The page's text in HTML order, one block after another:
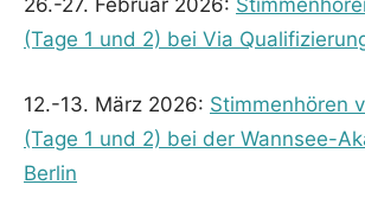
26.-27. Februar 2026:
(Tage 1 und 2) bei Via
12.-13. März 2026: Stimmenhören
(Tage 1 und 2) bei der Wannsee-
Berlin